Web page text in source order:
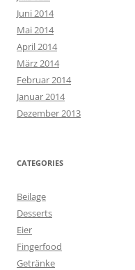
Juni 2014
Mai 2014
April 2014
März 2014
Februar 2014
Januar 2014
Dezember 2013
CATEGORIES
Beilage
Desserts
Eier
Fingerfood
Getränke